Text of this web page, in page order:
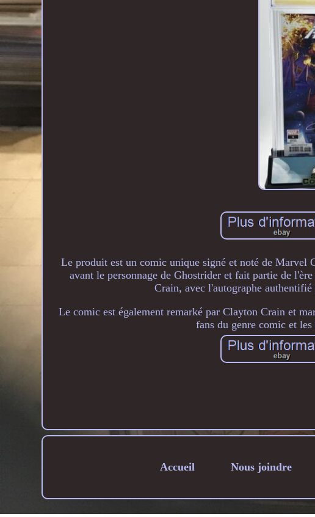
Le produit est un comic unique signé et noté de
avant le personnage de Ghostrider et fait partie de
Crain, avec l'autographe
Le comic est également remarké par Clayton Crain et
fans du genre comic et
Accueil Nous joindre